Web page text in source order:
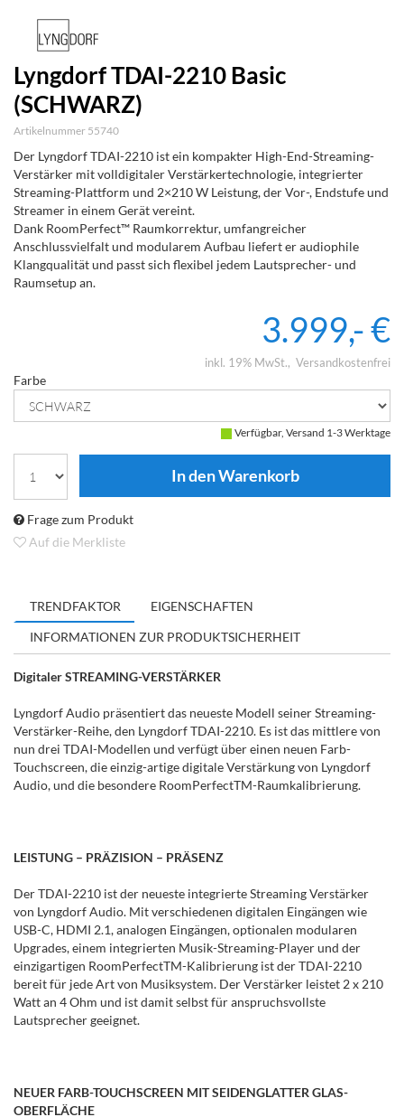
Lyngdorf TDAI-2210 Basic
(SCHWARZ)
Artikelnummer 55740
Der Lyngdorf TDAI-2210 ist ein kompakter High-End-Streaming-
Verstärker mit volldigitaler Verstärkertechnologie, integrierter
Streaming-Plattform und 2×210 W Leistung, der Vor-, Endstufe und
Streamer in einem Gerät vereint.
Dank RoomPerfect™ Raumkorrektur, umfangreicher
Anschlussvielfalt und modularem Aufbau liefert er audiophile
Klangqualität und passt sich flexibel jedem Lautsprecher- und
Raumsetup an.
3.999,- €
inkl. 19% MwSt. Versandkostenfrei
Farbe
Verfügbar, Versand 1-3 Werktage
Frage zum Produkt
Auf die Merkliste
TRENDFAKTOR
EIGENSCHAFTEN
INFORMATIONEN ZUR PRODUKTSICHERHEIT
Digitaler STREAMING-VERSTÄRKER
Lyngdorf Audio präsentiert das neueste Modell seiner Streaming-
Verstärker-Reihe, den Lyngdorf TDAI-2210. Es ist das mittlere von
nun drei TDAI-Modellen und verfügt über einen neuen Farb-
Touchscreen, die einzig-artige digitale Verstärkung von Lyngdorf
Audio, und die besondere RoomPerfectTM-Raumkalibrierung.
LEISTUNG – PRÄZISION – PRÄSENZ
Der TDAI-2210 ist der neueste integrierte Streaming Verstärker
von Lyngdorf Audio. Mit verschiedenen digitalen Eingängen wie
USB-C, HDMI 2.1, analogen Eingängen, optionalen modularen
Upgrades, einem integrierten Musik-Streaming-Player und der
einzigartigen RoomPerfectTM-Kalibrierung ist der TDAI-2210
bereit für jede Art von Musiksystem. Der Verstärker leistet 2 x 210
Watt an 4 Ohm und ist damit selbst für anspruchsvollste
Lautsprecher geeignet.
NEUER FARB-TOUCHSCREEN MIT SEIDENGLATTER GLAS-
OBERFLÄCHE